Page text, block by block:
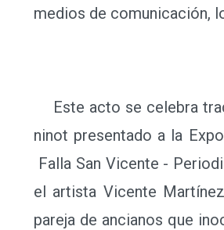
medios de comunicación,
Este acto se celebra
ninot presentado a la
Falla San Vicente -
el artista Vicente
pareja de ancianos que